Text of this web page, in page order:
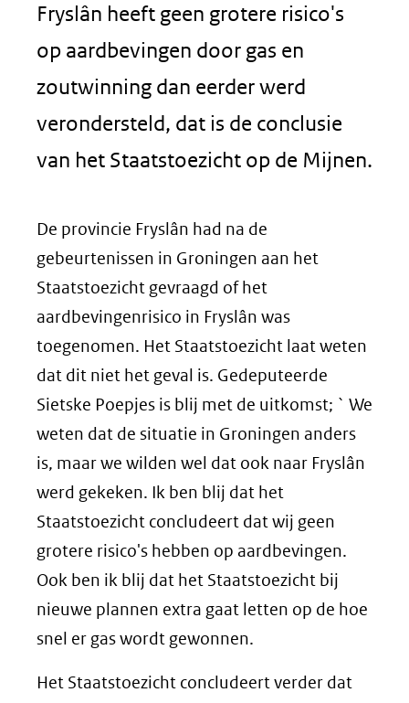
Fryslân heeft geen grotere risico's
op aardbevingen door gas en
zoutwinning dan eerder werd
verondersteld, dat is de conclusie
van het Staatstoezicht op de Mijnen.
De provincie Fryslân had na de
gebeurtenissen in Groningen aan het
Staatstoezicht gevraagd of het
aardbevingenrisico in Fryslân was
toegenomen. Het Staatstoezicht laat weten
dat dit niet het geval is. Gedeputeerde
Sietske Poepjes is blij met de uitkomst; ` We
weten dat de situatie in Groningen anders
is, maar we wilden wel dat ook naar Fryslân
werd gekeken. Ik ben blij dat het
Staatstoezicht concludeert dat wij geen
grotere risico's hebben op aardbevingen.
Ook ben ik blij dat het Staatstoezicht bij
nieuwe plannen extra gaat letten op de hoe
snel er gas wordt gewonnen.
Het Staatstoezicht concludeert verder dat